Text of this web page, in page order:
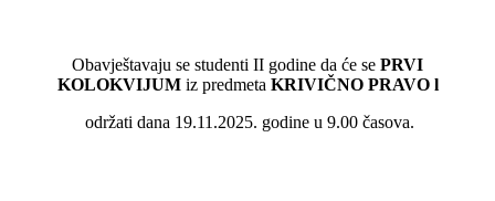
Obavještavaju se studenti II godine da će se PRVI
KOLOKVIJUMiz predmeta KRIVIČNO PRAVO l
održati dana 19.11.2025. godine u 9.00 časova.